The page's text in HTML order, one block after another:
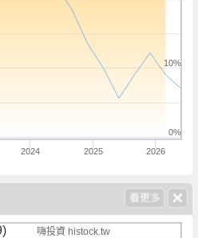
2024 2025 2026
0%
10%
嗨投資 histock.tw